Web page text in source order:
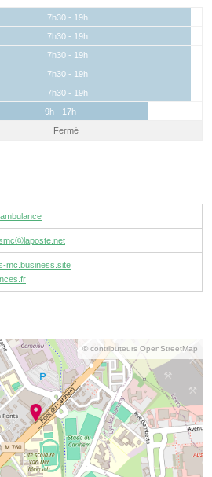
7h30 - 19h
7h30 - 19h
7h30 - 19h
7h30 - 19h
7h30 - 19h
9h - 17h
Fermé
mc.business.site
© contributeurs OpenStreetMap